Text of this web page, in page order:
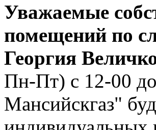
Уважаемые
помещений по
Георгия
Пн-Пт) с 12-00
Мансийскгаз"